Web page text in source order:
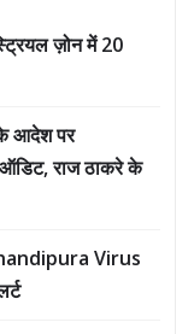
ज़ोन में 20
आदेश पर
राज ठाकरे के
Virus